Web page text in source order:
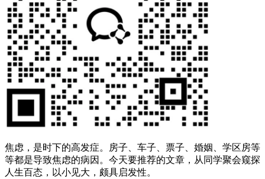
焦虑，是时下的高发症。房子、车子、票子、婚姻、学区房等
等都是导致焦虑的病因。今天要推荐的文章，从同学聚会窥探
人生百态，以小见大，颇具启发性。